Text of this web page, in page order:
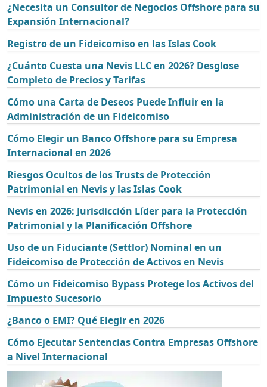
¿Necesita un Consultor de Negocios Offshore para su
Expansión Internacional?
Registro de un Fideicomiso en las Islas Cook
¿Cuánto Cuesta una Nevis LLC en 2026? Desglose
Completo de Precios y Tarifas
Cómo una Carta de Deseos Puede Influir en la
Administración de un Fideicomiso
Cómo Elegir un Banco Offshore para su Empresa
Internacional en 2026
Riesgos Ocultos de los Trusts de Protección
Patrimonial en Nevis y las Islas Cook
Nevis en 2026: Jurisdicción Líder para la Protección
Patrimonial y la Planificación Offshore
Uso de un Fiduciante (Settlor) Nominal en un
Fideicomiso de Protección de Activos en Nevis
Cómo un Fideicomiso Bypass Protege los Activos del
Impuesto Sucesorio
¿Banco o EMI? Qué Elegir en 2026
Cómo Ejecutar Sentencias Contra Empresas Offshore
a Nivel Internacional